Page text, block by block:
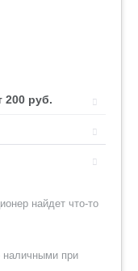
200 руб.
найдет что-то
наличными при